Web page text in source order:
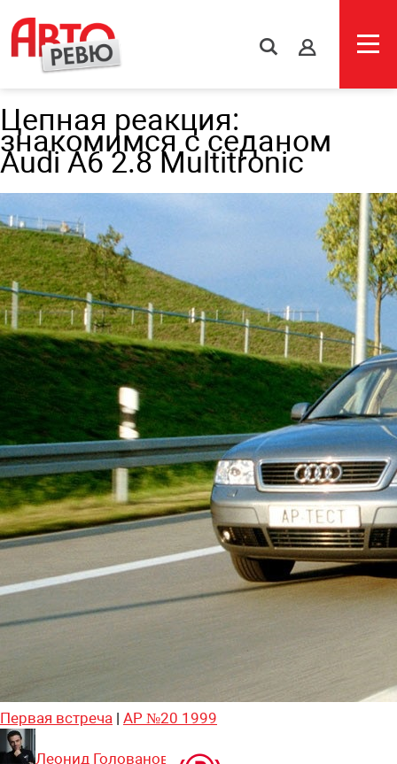
s
Цепная реакция:
знакомимся с седаном
Audi A6 2.8 Multitronic
Первая встреча | АР №20 1999
Леонид Голованов